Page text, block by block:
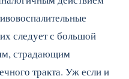
следует с большой
страдающим
тракта. Уж если и